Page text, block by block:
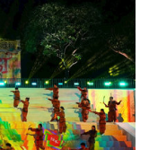
Hà Nội và thúc đẩy